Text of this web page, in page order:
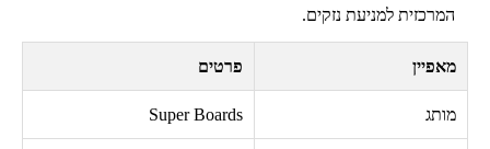
המרכזית למניעת נזקים.
מאפיין פרטים
מותג Super Boards